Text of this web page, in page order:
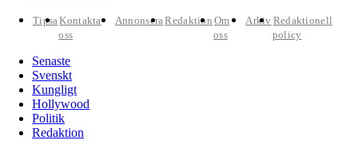
TipsaKontakta
oss
AnnonseraRedaktion Om
oss
Arkiv Redaktionell
policy
Senaste
Svenskt
Kungligt
Hollywood
Politik
Redaktion